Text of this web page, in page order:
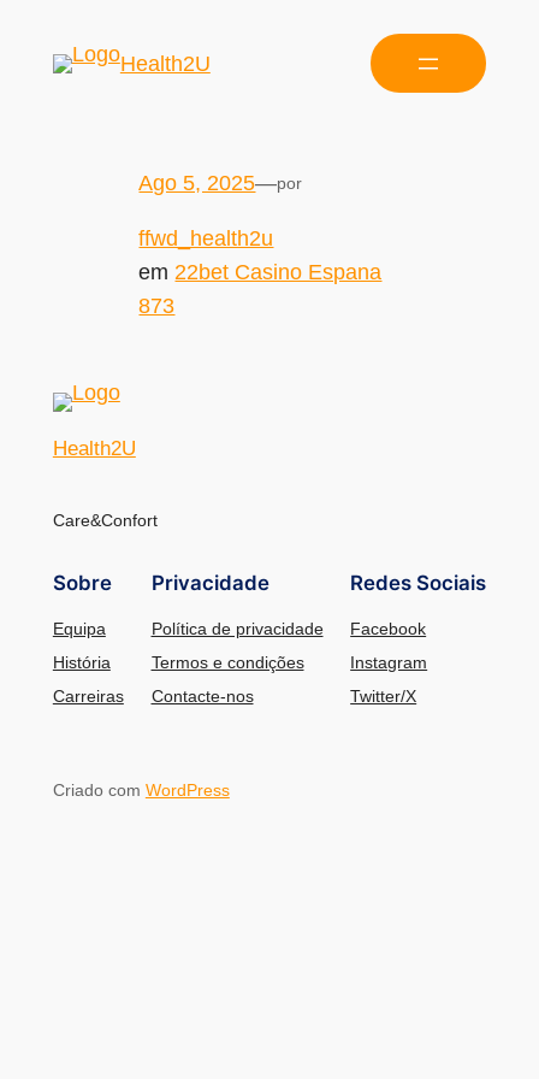
Health2U
Ago 5, 2025—por
ffwd_health2u
em 22bet Casino Espana
873
Health2U
Care&Confort
Sobre
Equipa
História
Carreiras
Privacidade
Política de privacidade
Termos e condições
Contacte-nos
Redes Sociais
Facebook
Instagram
Twitter/X
Criado com WordPress